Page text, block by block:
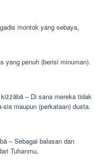
montok yang sebaya,
yang penuh (berisi minuman).
kiżżābā – Di sana mereka tidak
sia maupun (perkataan) dusta.
–Sebagai balasan dan
Tuhanmu,